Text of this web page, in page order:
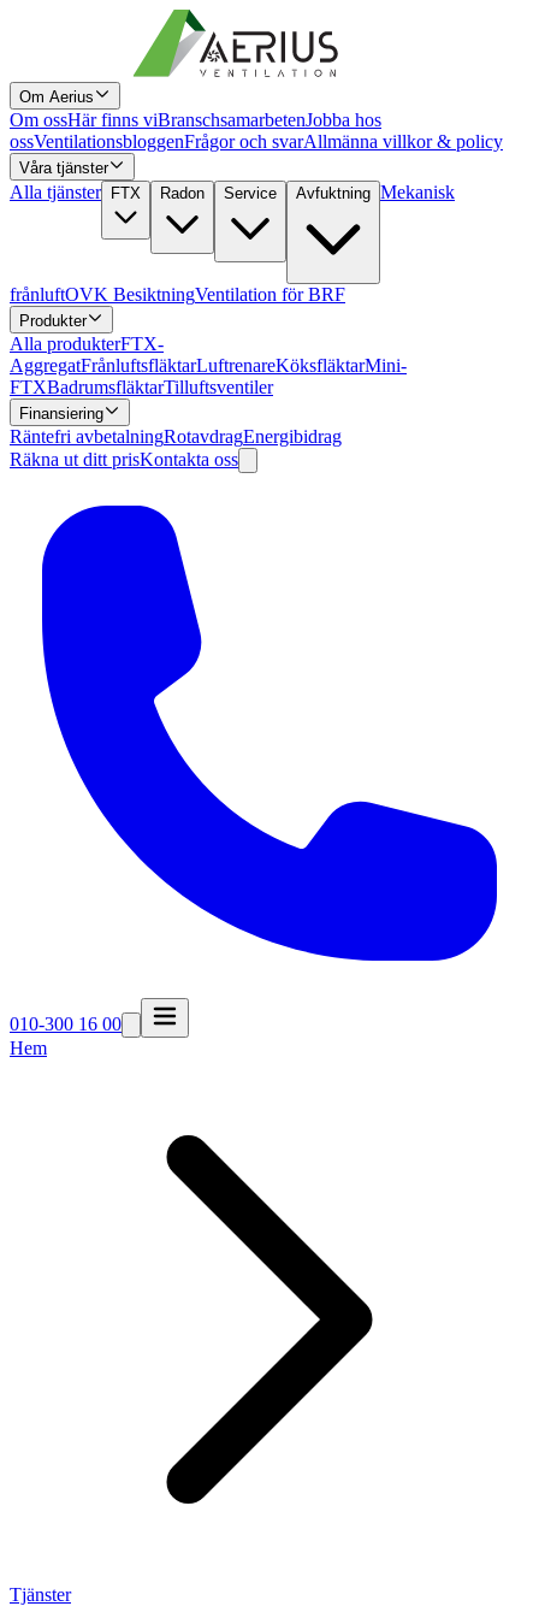
Om Aerius
Om ossHär finns viBranschsamarbetenJobba hos
ossVentilationsbloggenFrågor och svarAllmänna villkor & policy
Våra tjänster
Alla tjänster FTX Radon Service Avfuktning Mekanisk
frånluftOVK BesiktningVentilation för BRF
Produkter
Alla produkterFTX-
AggregatFrånluftsfläktarLuftrenareKöksfläktarMini-
FTXBadrumsfläktarTilluftsventiler
Finansiering
Räntefri avbetalningRotavdragEnergibidrag
Räkna ut ditt prisKontakta oss
010-300 16 00
Hem
Tjänster